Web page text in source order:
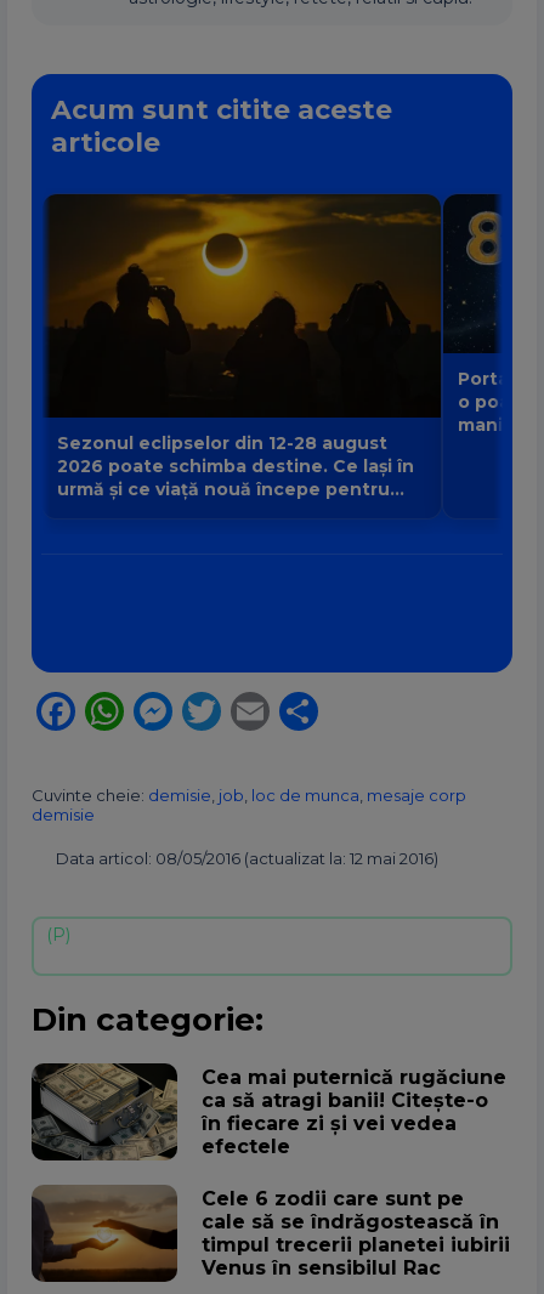
Acum sunt citite aceste
articole
Sezonul eclipselor din 12-28 august
2026 poate schimba destine. Ce lași în
urmă și ce viață nouă începe pentru
Portalul
o poartă
Facebook
WhatsApp
Messenger
Twitter
Email
Cuvinte cheie: demisie job loc de munca mesaje corp
demisie
Data articol: 08/05/2016 (actualizat la: 12 mai 2016)
Din categorie:
Cea mai puternică rugăciune
ca să atragi banii! Citește-o
în fiecare zi și vei vedea
efectele
Cele 6 zodii care sunt pe
cale să se îndrăgostească în
timpul trecerii planetei iubirii
Venus în sensibilul Rac